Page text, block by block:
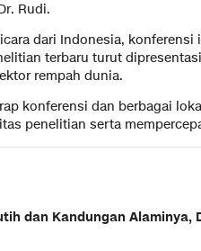
Rudi.
dari Indonesia,
terbaru turut
rempah dunia.
konferensi dan berbagai
penelitian serta
dan Kandungan Alaminya,